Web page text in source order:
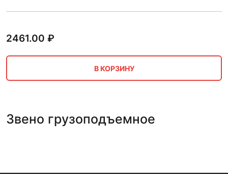
2461.00 ₽
В КОРЗИНУ
Звено грузоподъемное